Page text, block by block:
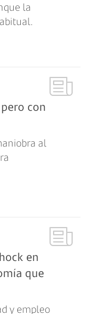
la
con
al
en
que
y empleo